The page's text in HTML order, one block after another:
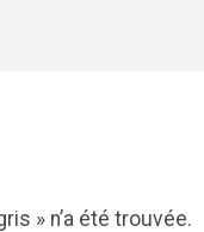
» n’a été trouvée.